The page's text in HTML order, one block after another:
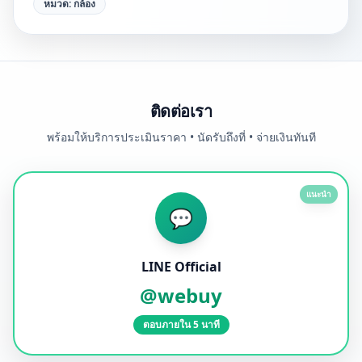
หมวด:กล้อง
ติดต่อเรา
พร้อมให้บริการประเมินราคา • นัดรับถึงที่ • จ่ายเงินทันที
แนะนำ
💬
LINE Official
@webuy
ตอบภายใน 5 นาที